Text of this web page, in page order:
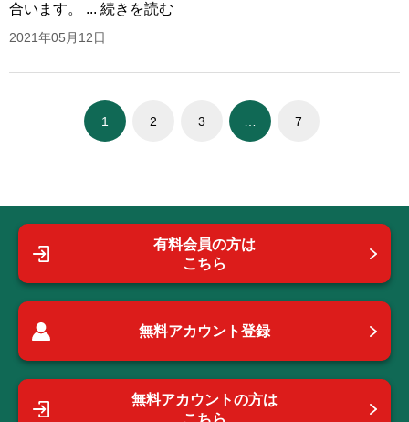
合います。 ... 続きを読む
2021年05月12日
1 2 3 7
有料会員の方は
こちら
無料アカウント登録
無料アカウントの方は
こちら